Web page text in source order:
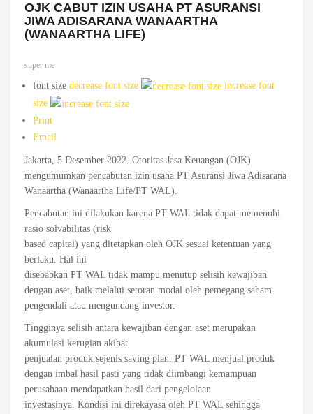
OJK CABUT IZIN USAHA PT ASURANSI
JIWA ADISARANA WANAARTHA
(WANAARTHA LIFE)
super me
font size decrease font size
increase font
size
Print
Email
Jakarta, 5 Desember 2022. Otoritas Jasa Keuangan (OJK)
mengumumkan pencabutan izin usaha PT Asuransi Jiwa Adisarana
Wanaartha (Wanaartha Life/PT WAL).
Pencabutan ini dilakukan karena PT WAL tidak dapat memenuhi
rasio solvabilitas (risk
based capital) yang ditetapkan oleh OJK sesuai ketentuan yang
berlaku. Hal ini
disebabkan PT WAL tidak mampu menutup selisih kewajiban
dengan aset, baik melalui setoran modal oleh pemegang saham
pengendali atau mengundang investor.
Tingginya selisih antara kewajiban dengan aset merupakan
akumulasi kerugian akibat
penjualan produk sejenis saving plan. PT WAL menjual produk
dengan imbal hasil pasti yang tidak diimbangi kemampuan
perusahaan mendapatkan hasil dari pengelolaan
investasinya. Kondisi ini direkayasa oleh PT WAL sehingga